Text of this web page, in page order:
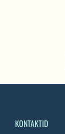
KONTAKTID